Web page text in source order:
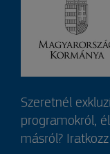
Szeretnél
programokról,
másról?